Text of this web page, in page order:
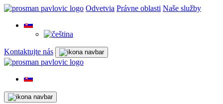
Odvetvia Právne oblasti Naše služby
Kontaktujte nás